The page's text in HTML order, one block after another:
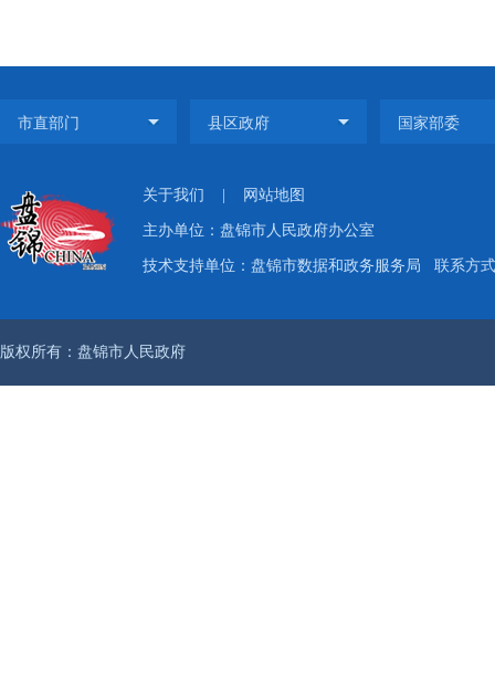
关于我们 网站地图
主办单位：盘锦市人民政府办公室
技术支持单位：盘锦市数据和政务服务局 联系方
版权所有：盘锦市人民政府